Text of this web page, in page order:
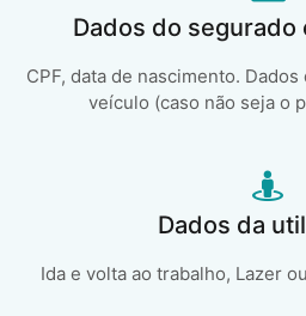
Dados do
CPF, data de nascimento.
veículo (caso não seja o
Dados da
Ida e volta ao trabalho, Lazer